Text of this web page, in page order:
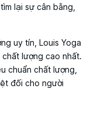
lại sự cân bằng,
uy tín, Louis Yoga
lượng cao nhất.
chuẩn chất lượng,
đối cho người